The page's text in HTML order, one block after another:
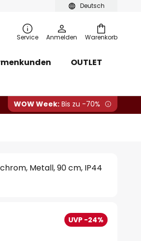
Deutsch
Warenkorb
Service Anmelden
OUTLET
WOW Week: Bis zu -70%
Metall, 90 cm, IP44
UVP -24%